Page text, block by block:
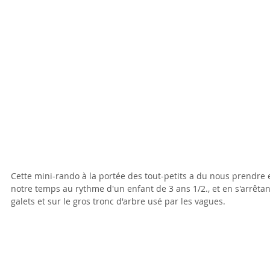
Cette mini-rando à la portée des tout-petits a du nous
notre temps au rythme d'un enfant de 3 ans 1/2., et en
galets et sur le gros tronc d'arbre usé par les vagues.